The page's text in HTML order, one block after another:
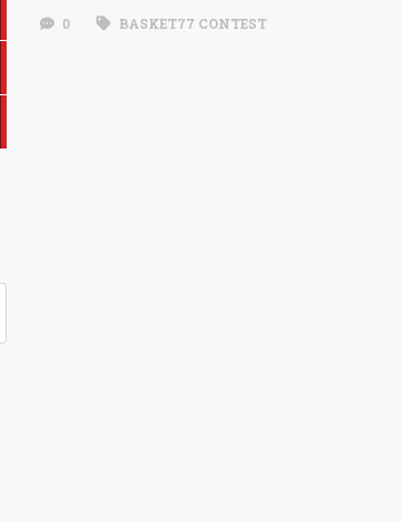
0 BASKET77 CONTEST